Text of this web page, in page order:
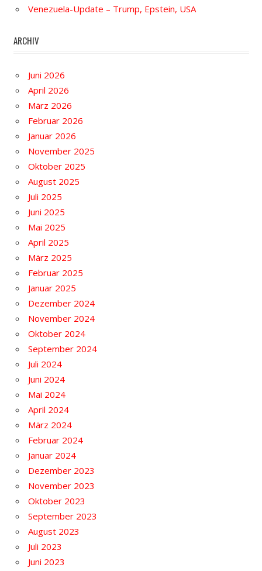
Venezuela-Update – Trump, Epstein, USA
ARCHIV
Juni 2026
April 2026
März 2026
Februar 2026
Januar 2026
November 2025
Oktober 2025
August 2025
Juli 2025
Juni 2025
Mai 2025
April 2025
März 2025
Februar 2025
Januar 2025
Dezember 2024
November 2024
Oktober 2024
September 2024
Juli 2024
Juni 2024
Mai 2024
April 2024
März 2024
Februar 2024
Januar 2024
Dezember 2023
November 2023
Oktober 2023
September 2023
August 2023
Juli 2023
Juni 2023